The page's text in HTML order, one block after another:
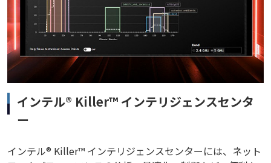
インテル® Killer™ インテリジェンスセンタ
ー
インテル® Killer™ インテリジェンスセンターには、ネット